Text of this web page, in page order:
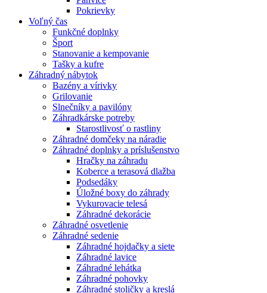
Pokrievky
Voľný čas
Funkčné doplnky
Šport
Stanovanie a kempovanie
Tašky a kufre
Záhradný nábytok
Bazény a vírivky
Grilovanie
Slnečníky a pavilóny
Záhradkárske potreby
Starostlivosť o rastliny
Záhradné domčeky na náradie
Záhradné doplnky a príslušenstvo
Hračky na záhradu
Koberce a terasová dlažba
Podsedáky
Úložné boxy do záhrady
Vykurovacie telesá
Záhradné dekorácie
Záhradné osvetlenie
Záhradné sedenie
Záhradné hojdačky a siete
Záhradné lavice
Záhradné lehátka
Záhradné pohovky
Záhradné stoličky a kreslá